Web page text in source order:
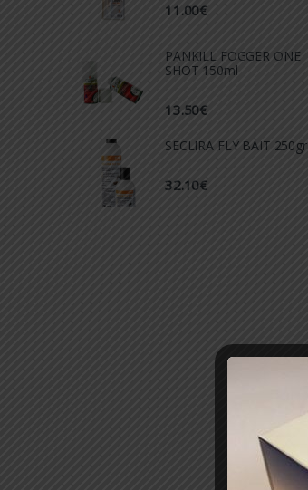
11.00€
PANKILL FOGGER ONE
SHOT 150ml
13.50€
SECLIRA FLY BAIT 250gr
32.10€